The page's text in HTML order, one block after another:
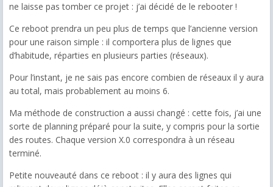
ne laisse pas tomber ce projet : j’ai décidé de le rebooter !
Ce reboot prendra un peu plus de temps que l’ancienne version
pour une raison simple : il comportera plus de lignes que
d’habitude, réparties en plusieurs parties (réseaux).
Pour l’instant, je ne sais pas encore combien de réseaux il y aura
au total, mais probablement au moins 6.
Ma méthode de construction a aussi changé : cette fois, j’ai une
sorte de planning préparé pour la suite, y compris pour la sortie
des routes. Chaque version X.0 correspondra à un réseau
terminé.
Petite nouveauté dans ce reboot : il y aura des lignes qui